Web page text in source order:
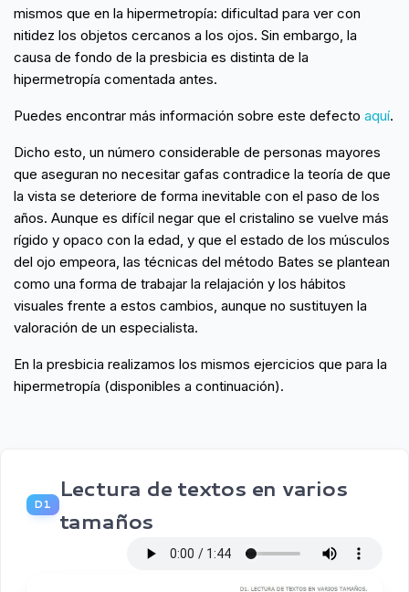
mismos que en la hipermetropía: dificultad para ver con
nitidez los objetos cercanos a los ojos. Sin embargo, la
causa de fondo de la presbicia es distinta de la
hipermetropía comentada antes.
Puedes encontrar más información sobre este defecto aquí.
Dicho esto, un número considerable de personas mayores
que aseguran no necesitar gafas contradice la teoría de que
la vista se deteriore de forma inevitable con el paso de los
años. Aunque es difícil negar que el cristalino se vuelve más
rígido y opaco con la edad, y que el estado de los músculos
del ojo empeora, las técnicas del método Bates se plantean
como una forma de trabajar la relajación y los hábitos
visuales frente a estos cambios, aunque no sustituyen la
valoración de un especialista.
En la presbicia realizamos los mismos ejercicios que para la
hipermetropía (disponibles a continuación).
D1
Lectura de textos en varios
tamaños